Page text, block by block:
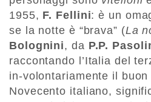
1955, F. Fellini: è un
se la notte è “brava” (La
Bolognini, da P.P.
raccontando l’Italia del
in-volontariamente il buon
Novecento italiano,